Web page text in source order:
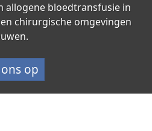
allogene bloedtransfusie in
chirurgische omgevingen
op